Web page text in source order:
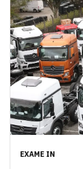
EXAME IN